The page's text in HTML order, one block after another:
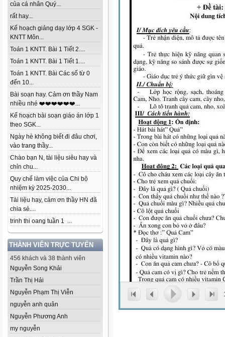
của cá nhân Quý...
rất hay...
Kế hoạch giảng dạy lớp 4 SGK -
KNTT Môn...
Toán 1 KNTT. Bài 1 Tiết 2....
Toán 1 KNTT. Bài 1 Tiết 1....
Toán 1 KNTT. Bài Các số từ 0
đến 10...
Bài soạn hay. Cảm ơn thầy Nam
nhiều nhé ❤️❤️❤️❤️❤️❤️...
Kế hoạch bài soạn giáo án lớp 1
theo SGK...
Ngày hè không biết đi đâu chơi,
vào trang thầy...
Chào bạn N, tài liệu siêu hay và
chỉn chu...
Quy chế làm việc của Chi bộ
nhiệm kỳ 2025-2030...
Tài liệu hay, cảm ơn thầy HN đã
chia sẻ....
trinh thi oang tuần 1 ...
THÀNH VIÊN TRỰC TUYẾN
456 khách và 38 thành viên
Nguyễn Song Khải
Trần Thị Hải
Nguyễn Phạm Thị Viễn
nguyễn anh quân
Nguyễn Phương Anh
my nguyễn